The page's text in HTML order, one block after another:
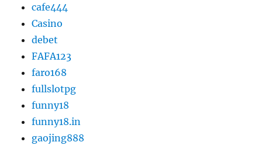
cafe444
Casino
debet
FAFA123
faro168
fullslotpg
funny18
funny18.in
gaojing888